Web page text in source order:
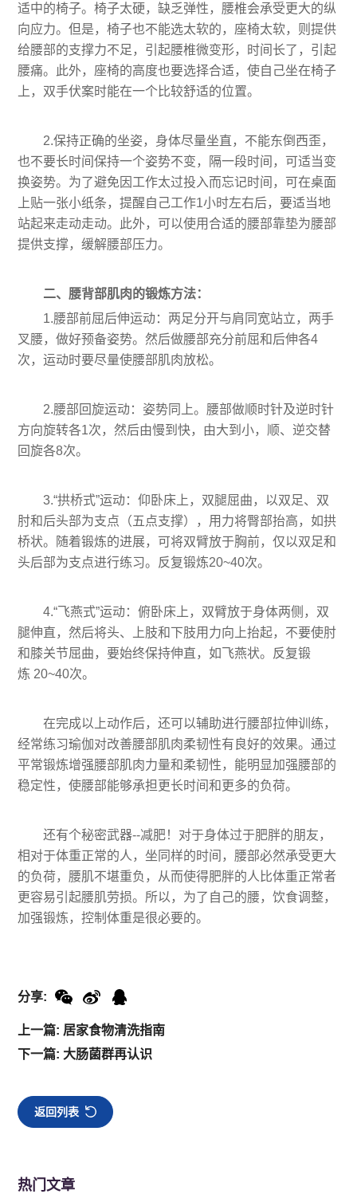
适中的椅子。椅子太硬，缺乏弹性，腰椎会承受更大的纵
向应力。但是，椅子也不能选太软的，座椅太软，则提供
给腰部的支撑力不足，引起腰椎微变形，时间长了，引起
腰痛。此外，座椅的高度也要选择合适，使自己坐在椅子
上，双手伏案时能在一个比较舒适的位置。
2.保持正确的坐姿，身体尽量坐直，不能东倒西歪，
也不要长时间保持一个姿势不变，隔一段时间，可适当变
换姿势。为了避免因工作太过投入而忘记时间，可在桌面
上贴一张小纸条，提醒自己工作1小时左右后，要适当地
站起来走动走动。此外，可以使用合适的腰部靠垫为腰部
提供支撑，缓解腰部压力。
二、腰背部肌肉的锻炼方法：
1.腰部前屈后伸运动：两足分开与肩同宽站立，两手
叉腰，做好预备姿势。然后做腰部充分前屈和后伸各4
次，运动时要尽量使腰部肌肉放松。
2.腰部回旋运动：姿势同上。腰部做顺时针及逆时针
方向旋转各1次，然后由慢到快，由大到小，顺、逆交替
回旋各8次。
3.“拱桥式”运动：仰卧床上，双腿屈曲，以双足、双
肘和后头部为支点（五点支撑），用力将臀部抬高，如拱
桥状。随着锻炼的进展，可将双臂放于胸前，仅以双足和
头后部为支点进行练习。反复锻炼20~40次。
4.“飞燕式”运动：俯卧床上，双臂放于身体两侧，双
腿伸直，然后将头、上肢和下肢用力向上抬起，不要使肘
和膝关节屈曲，要始终保持伸直，如飞燕状。反复锻
炼 20~40次。
在完成以上动作后，还可以辅助进行腰部拉伸训练，
经常练习瑜伽对改善腰部肌肉柔韧性有良好的效果。通过
平常锻炼增强腰部肌肉力量和柔韧性，能明显加强腰部的
稳定性，使腰部能够承担更长时间和更多的负荷。
还有个秘密武器--减肥！对于身体过于肥胖的朋友，
相对于体重正常的人，坐同样的时间，腰部必然承受更大
的负荷，腰肌不堪重负，从而使得肥胖的人比体重正常者
更容易引起腰肌劳损。所以，为了自己的腰，饮食调整，
加强锻炼，控制体重是很必要的。
上一篇: 居家食物清洗指南
下一篇: 大肠菌群再认识
分享:
返回列表
热门文章